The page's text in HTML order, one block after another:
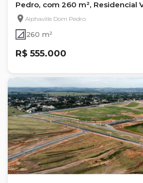
Pedro, com 260 m², Residencial
Alphaville Dom Pedro
260 m²
R$ 555.000